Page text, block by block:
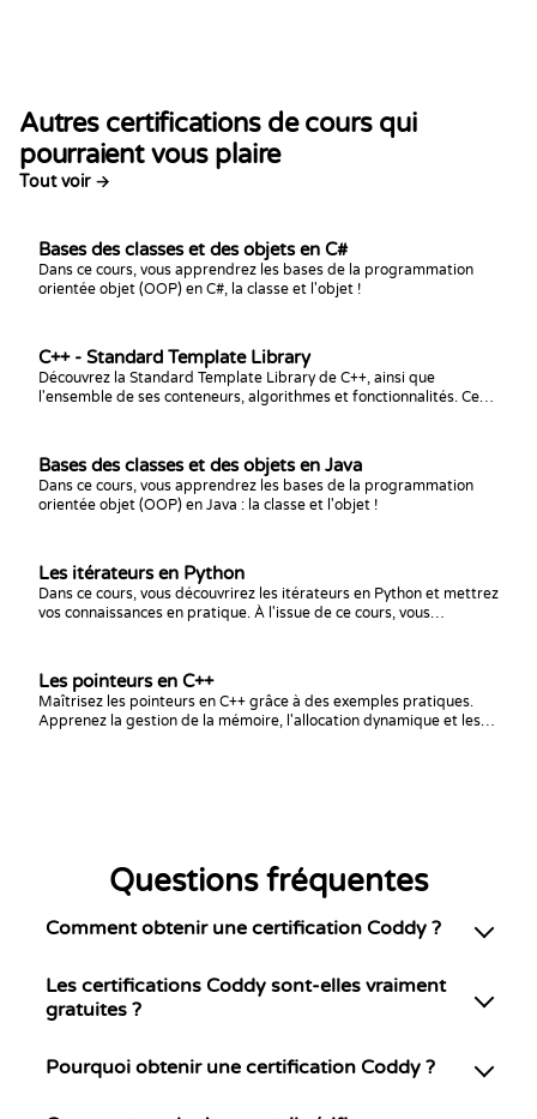
Autres certifications de cours qui
pourraient vous plaire
Tout voir →
Bases des classes et des objets en C#
Dans ce cours, vous apprendrez les bases de la programmation
orientée objet (OOP) en C#, la classe et l'objet !
C++ - Standard Template Library
Découvrez la Standard Template Library de C++, ainsi que
l'ensemble de ses conteneurs, algorithmes et fonctionnalités. Ce
Bases des classes et des objets en Java
Dans ce cours, vous apprendrez les bases de la programmation
orientée objet (OOP) en Java : la classe et l'objet !
Les itérateurs en Python
Dans ce cours, vous découvrirez les itérateurs en Python et mettrez
vos connaissances en pratique. À l'issue de ce cours, vous
Les pointeurs en C++
Maîtrisez les pointeurs en C++ grâce à des exemples pratiques.
Apprenez la gestion de la mémoire, l'allocation dynamique et les
Questions fréquentes
Comment obtenir une certification Coddy ?
Les certifications Coddy sont-elles vraiment
gratuites ?
Pourquoi obtenir une certification Coddy ?